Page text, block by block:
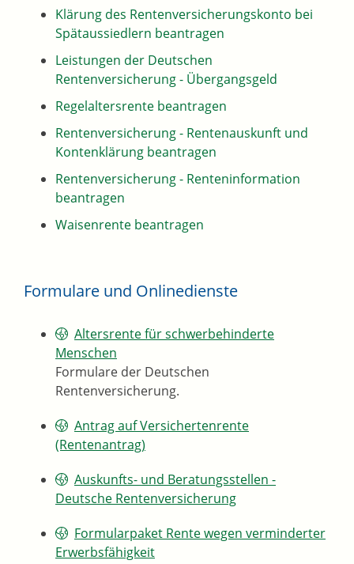
Klärung des Rentenversicherungskonto bei
Spätaussiedlern beantragen
Leistungen der Deutschen
Rentenversicherung - Übergangsgeld
Regelaltersrente beantragen
Rentenversicherung - Rentenauskunft und
Kontenklärung beantragen
Rentenversicherung - Renteninformation
beantragen
Waisenrente beantragen
Formulare und Onlinedienste
Altersrente für schwerbehinderte
Menschen
Formulare der Deutschen
Rentenversicherung.
Antrag auf Versichertenrente
(Rentenantrag)
Auskunfts- und Beratungsstellen -
Deutsche Rentenversicherung
Formularpaket Rente wegen verminderter
Erwerbsfähigkeit